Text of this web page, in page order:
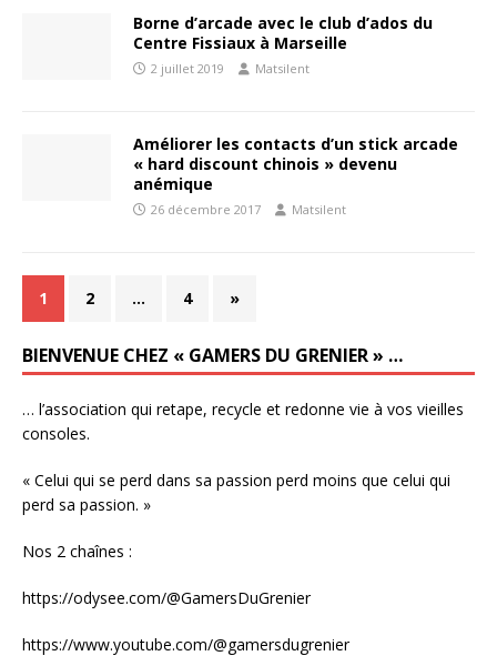
Borne d’arcade avec le club d’ados du
Centre Fissiaux à Marseille
2 juillet 2019 Matsilent
Améliorer les contacts d’un stick arcade
« hard discount chinois » devenu
anémique
26 décembre 2017 Matsilent
1 2 … 4 »
BIENVENUE CHEZ « GAMERS DU GRENIER » …
… l’association qui retape, recycle et redonne vie à vos vieilles
consoles.
« Celui qui se perd dans sa passion perd moins que celui qui
perd sa passion. »
Nos 2 chaînes :
https://odysee.com/@GamersDuGrenier
https://www.youtube.com/@gamersdugrenier